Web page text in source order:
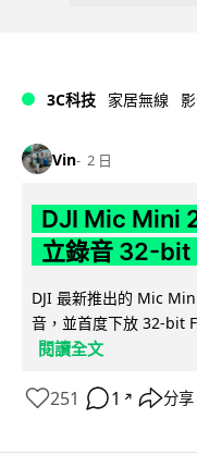
3C科技 家居無線
Vin 2 日
DJI Mic Mini
立錄音 32-bit
DJI 最新推出的 Mic
音，並首度下放 32-bit
閱讀全文
251 1 ↗ 分享